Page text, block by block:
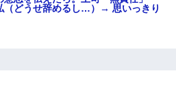
（どうせ辞めるし…）→ 思いっきり